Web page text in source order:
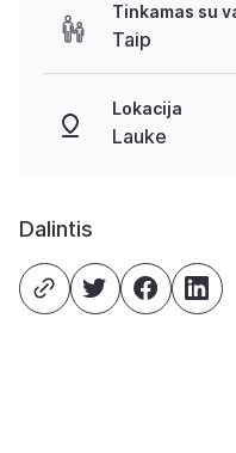
Tinkamas su
Taip
Lokacija
Lauke
Dalintis